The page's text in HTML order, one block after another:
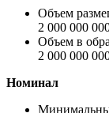
Сбербанк
Объём
2 000 000
2 000 000